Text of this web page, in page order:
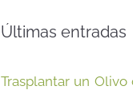
Últimas entradas
Trasplantar un